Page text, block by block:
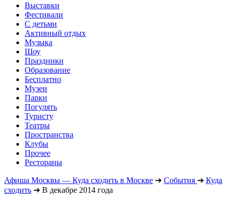
Выставки
Фестивали
С детьми
Активный отдых
Музыка
Шоу
Праздники
Образование
Бесплатно
Музеи
Парки
Погулять
Туристу
Театры
Пространства
Клубы
Прочее
Рестораны
Афиша Москвы — Куда сходить в Москве ➔ События ➔ Куда
сходить ➔ В декабре 2014 года